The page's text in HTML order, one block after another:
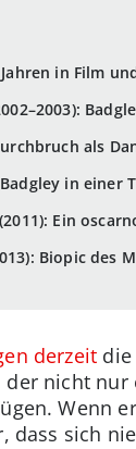
in Film
als
in einer
Ein
Biopic des
derzeit
der nicht
Wenn
dass sich